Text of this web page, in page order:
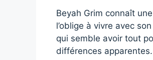
Beyah Grim connaît
l’oblige à vivre avec
qui semble avoir tout
différences apparentes.